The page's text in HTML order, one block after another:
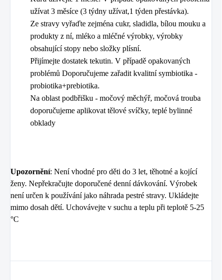
užívat 3 měsíce (3 týdny užívat,1 týden přestávka).
Ze stravy vyřaďte zejména cukr, sladidla, bílou mouku a
produkty z ní, mléko a mléčné výrobky, výrobky
obsahující stopy nebo složky plísní.
Přijímejte dostatek tekutin. V případě opakovaných
problémů Doporučujeme zařadit kvalitní symbiotika -
probiotika+prebiotika.
Na oblast podbřišku - močový měchýř, močová trouba
doporučujeme aplikovat tělové svíčky, teplé bylinné
obklady
Upozornění: Není vhodné pro děti do 3 let, těhotné a kojící
ženy. Nepřekračujte doporučené denní dávkování. Výrobek
není určen k používání jako náhrada pestré stravy. Ukládejte
mimo dosah dětí. Uchovávejte v suchu a teplu při teplotě 5-25
°C